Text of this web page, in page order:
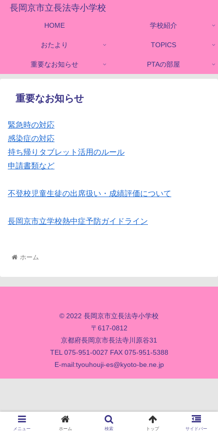
長岡京市立長法寺小学校
HOME 学校紹介
おたより TOPICS
重要なお知らせ PTAの部屋
重要なお知らせ
緊急時の対応
感染症の対応
持ち帰りタブレット活用のルール
申請書類など
不登校児童生徒の出席扱い・成績評価について
長岡京市立学校熱中症予防ガイドライン
ホーム
© 2022 長岡京市立長法寺小学校
〒617-0812
京都府長岡京市長法寺川原谷31
TEL 075-951-0027 FAX 075-951-5388
E-mail:tyouhouji-es@kyoto-be.ne.jp
メニュー ホーム 検索 トップ サイドバー